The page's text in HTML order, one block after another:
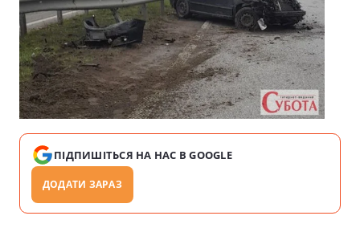
ПІДПИШІТЬСЯ НА НАС В GOOGLE
ДОДАТИ ЗАРАЗ